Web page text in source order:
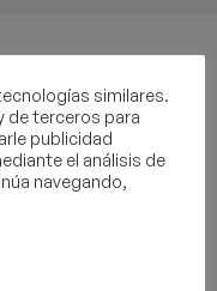
consistirá en:
similares.
de terceros para
publicidad
el análisis de
navegando,